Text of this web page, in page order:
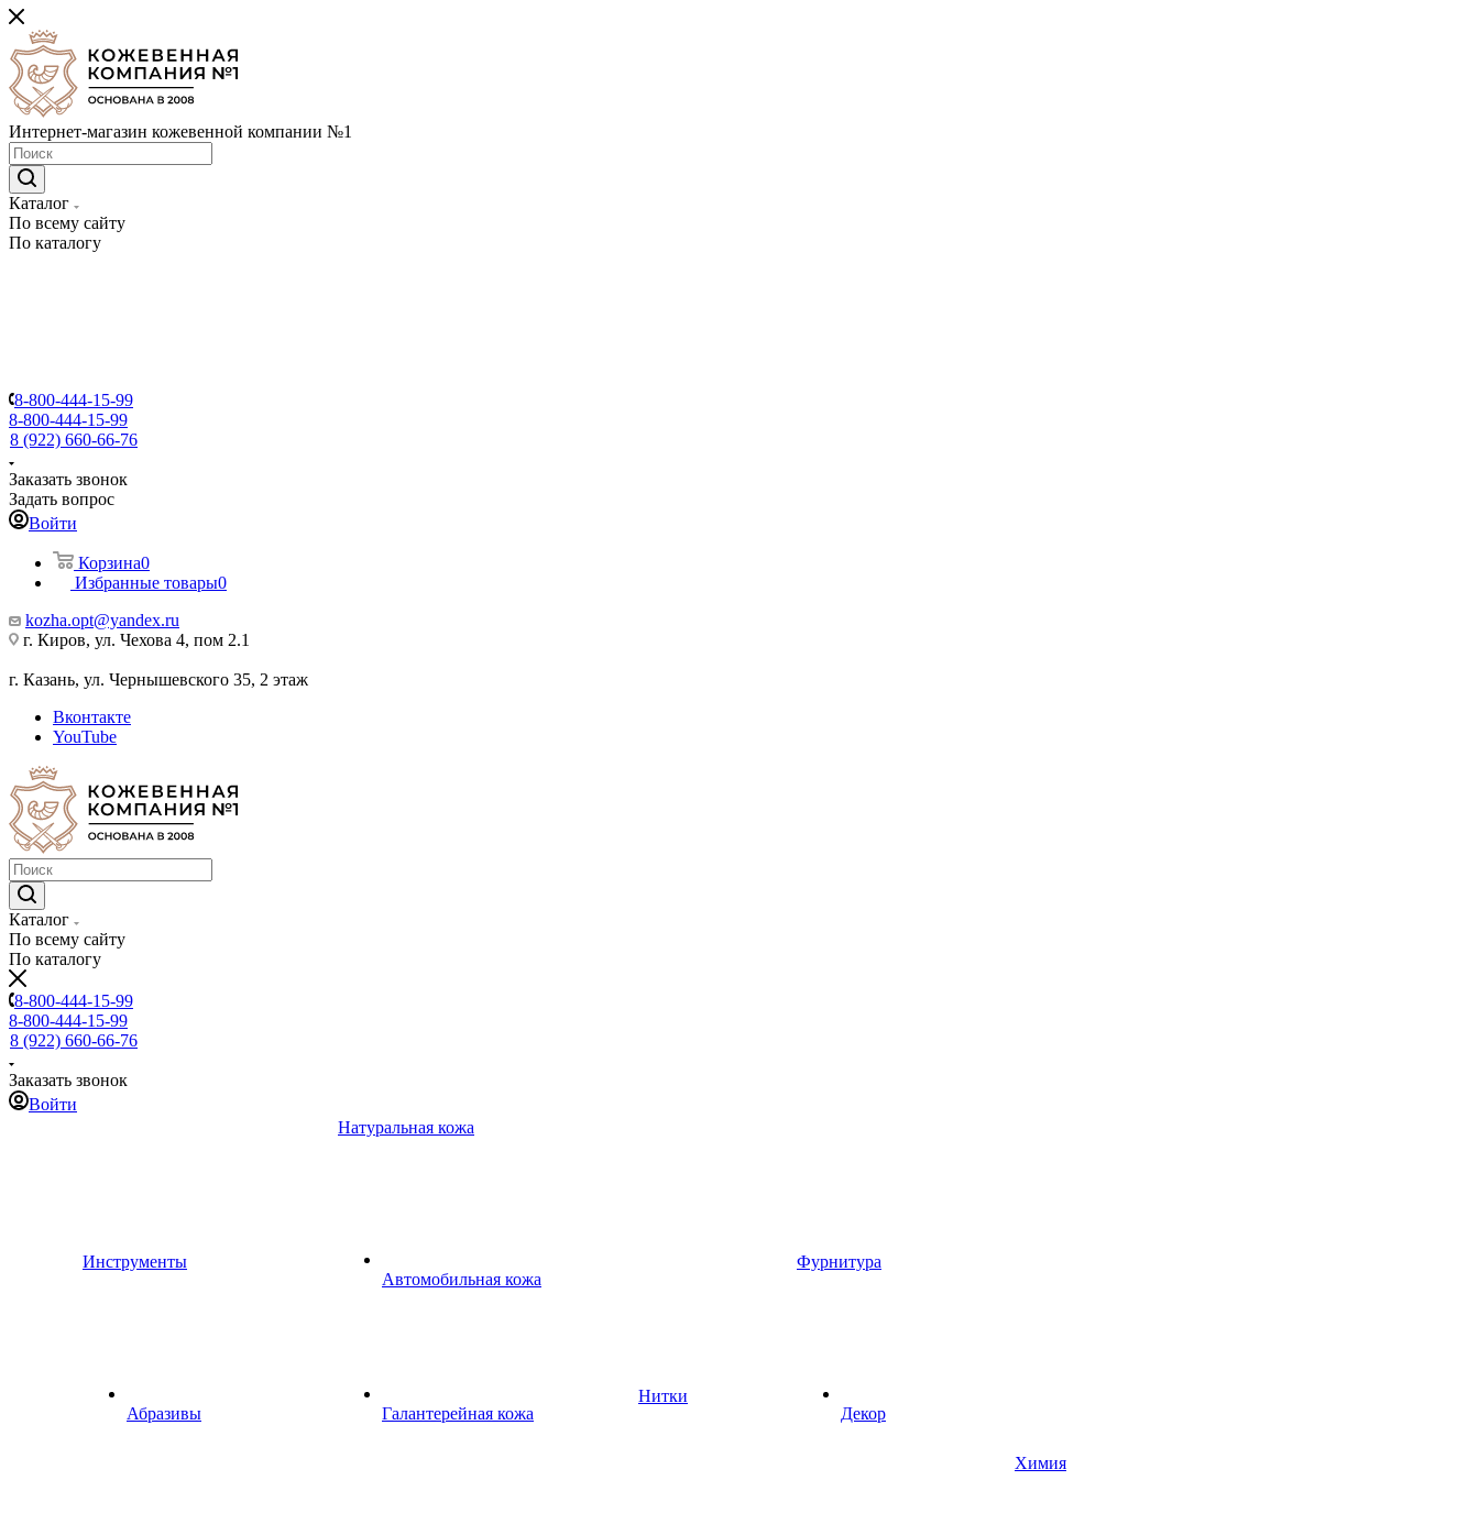
Интернет-магазин кожевенной компании №1
Каталог
По всему сайту
По каталогу
8-800-444-15-99
8-800-444-15-99
8 (922) 660-66-76
Заказать звонок
Задать вопрос
Войти
Корзина0
Избранные товары0
kozha.opt@yandex.ru
г. Киров, ул. Чехова 4, пом 2.1
г. Казань, ул. Чернышевского 35, 2 этаж
Вконтакте
YouTube
Каталог
По всему сайту
По каталогу
8-800-444-15-99
8-800-444-15-99
8 (922) 660-66-76
Заказать звонок
Войти
Инструменты
Абразивы
Натуральная кожа
Автомобильная кожа
Галантерейная кожа
Нитки
Фурнитура
Декор
Химия